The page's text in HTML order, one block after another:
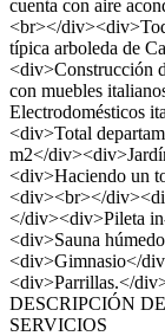
cuenta con aire
<br></
típica arboleda de
<div>Construcción
con muebles
Electrodomésticos
<div>Total
m2</
<div>Haciendo un
<div><br></
</div><div>Pileta
<div>Sauna
<div>Gimnasio</
<div>Parrillas.</
DESCRIPCIÓN
SERVICIOS